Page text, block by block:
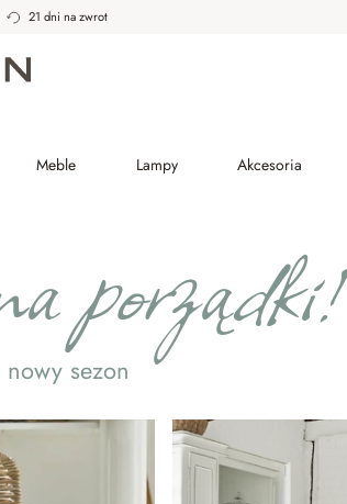
21 dni na zwrot
Meble Lampy Akcesoria
porządki!
sezon